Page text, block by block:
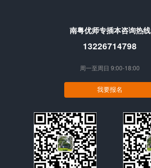
南粤优师专插本咨询热线
13226714798
周一至周日 9:00-18:00
我要报名